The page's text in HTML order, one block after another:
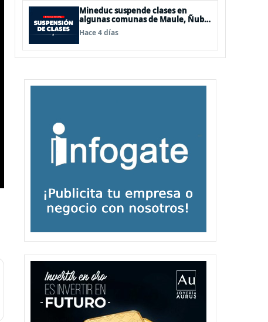
Mineduc suspende clases en
algunas comunas de Maule, Ñuble
y La Araucanía para este lunes
Hace 4 días